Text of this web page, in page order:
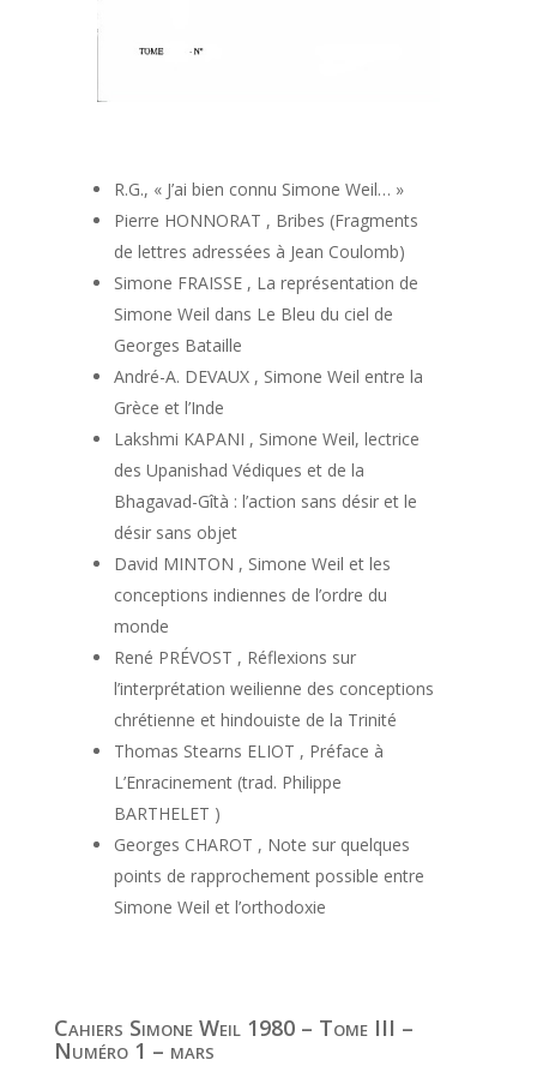
R.G., « J’ai bien connu Simone Weil… »
Pierre HONNORAT , Bribes (Fragments
de lettres adressées à Jean Coulomb)
Simone FRAISSE , La représentation de
Simone Weil dans Le Bleu du ciel de
Georges Bataille
André-A. DEVAUX , Simone Weil entre la
Grèce et l’Inde
Lakshmi KAPANI , Simone Weil, lectrice
des Upanishad Védiques et de la
Bhagavad-Gîtà : l’action sans désir et le
désir sans objet
David MINTON , Simone Weil et les
conceptions indiennes de l’ordre du
monde
René PRÉVOST , Réflexions sur
l’interprétation weilienne des conceptions
chrétienne et hindouiste de la Trinité
Thomas Stearns ELIOT , Préface à
L’Enracinement (trad. Philippe
BARTHELET )
Georges CHAROT , Note sur quelques
points de rapprochement possible entre
Simone Weil et l’orthodoxie
Cahiers Simone Weil 1980 – Tome III –
Numéro 1 – mars